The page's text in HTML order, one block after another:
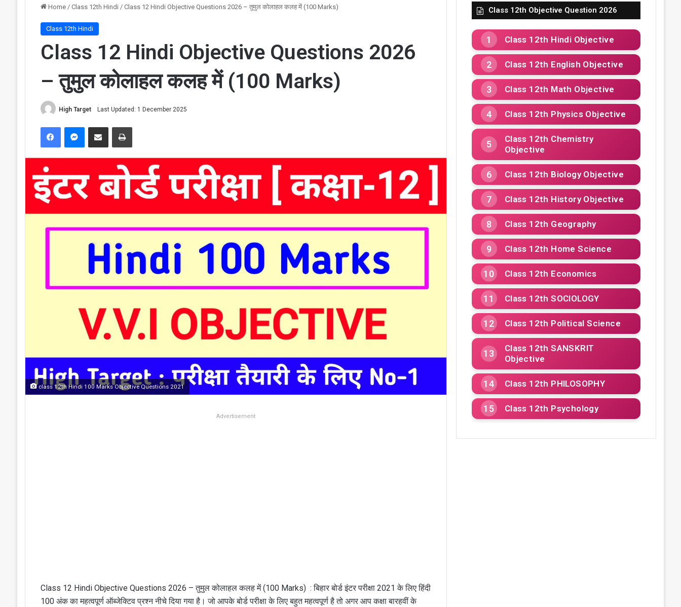
Home / Class 12th Hindi / Class 12 Hindi Objective Questions 2026 – तुमुल कोलाहल कलह में (100 Marks)
Class 12th Hindi
Class 12 Hindi Objective Questions 2026
– तुमुल कोलाहल कलह में (100 Marks)
High Target Last Updated: 1 December 2025
FacebookMessenger
Share via Email Print
class 12th Hindi 100 Marks Objective Questions 2021
Advertisement
Class 12 Hindi Objective Questions 2026 – तुमुल कोलाहल कलह में (100 Marks) : बिहार बोर्ड इंटर परीक्षा 2021 के लिए हिंदी
100 अंक का महत्वपूर्ण ऑब्जेक्टिव प्रश्न नीचे दिया गया है। जो आपके बोर्ड परीक्षा के लिए बहुत महत्वपूर्ण है तो अगर आप कक्षा बारहवीं के
Class 12th Objective Question 2026
Class 12th Hindi Objective
Class 12th English Objective
Class 12th Math Objective
Class 12th Physics Objective
Class 12th Chemistry
Objective
Class 12th Biology Objective
Class 12th History Objective
Class 12th Geography
Class 12th Home Science
Class 12th Economics
Class 12th SOCIOLOGY
Class 12th Political Science
Class 12th SANSKRIT
Objective
Class 12th PHILOSOPHY
Class 12th Psychology